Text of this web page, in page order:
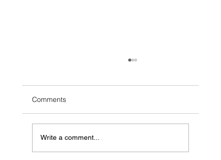
Comments
Write a comment...